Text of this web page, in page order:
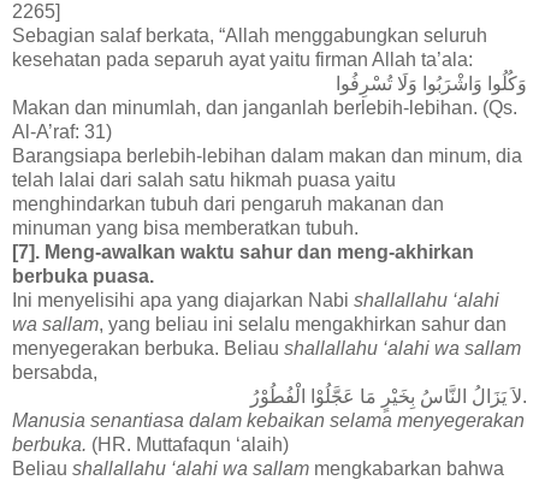
2265]
Sebagian salaf berkata, “Allah menggabungkan seluruh
kesehatan pada separuh ayat yaitu firman Allah ta’ala:
وَكُلُوا وَاشْرَبُوا وَلَا تُسْرِفُوا
Makan dan minumlah, dan janganlah berlebih-lebihan. (Qs.
Al-A’raf: 31)
Barangsiapa berlebih-lebihan dalam makan dan minum, dia
telah lalai dari salah satu hikmah puasa yaitu
menghindarkan tubuh dari pengaruh makanan dan
minuman yang bisa memberatkan tubuh.
[7]. Meng-awalkan waktu sahur dan meng-akhirkan
berbuka puasa.
Ini menyelisihi apa yang diajarkan Nabi shallallahu ‘alahi
wa sallam, yang beliau ini selalu mengakhirkan sahur dan
menyegerakan berbuka. Beliau shallallahu ‘alahi wa sallam
bersabda,
لاَ يَزَالُ النَّاسُ بِخَيْرٍ مَا عَجَّلُوْا الْفُطُوْرُ.
Manusia senantiasa dalam kebaikan selama menyegerakan
berbuka. (HR. Muttafaqun ‘alaih)
Beliau shallallahu ‘alahi wa sallam mengkabarkan bahwa